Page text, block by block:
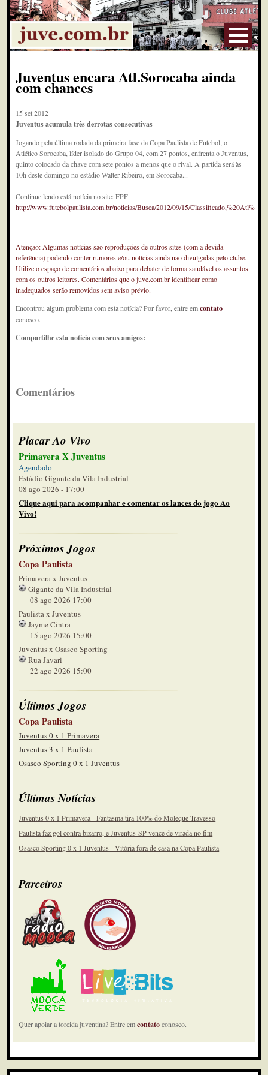
Juventus encara Atl.Sorocaba ainda
com chances
15 set 2012
Juventus acumula três derrotas consecutivas
Jogando pela última rodada da primeira fase da Copa Paulista de Futebol, o
Atlético Sorocaba, líder isolado do Grupo 04, com 27 pontos, enfrenta o Juventus,
quinto colocado da chave com sete pontos a menos que o rival. A partida será às
10h deste domingo no estádio Walter Ribeiro, em Sorocaba...
Continue lendo está notícia no site: FPF
http://www.futebolpaulista.com.br/noticias/Busca/2012/09/15/
Atenção: Algumas notícias são reproduções de outros sites (com a devida
referência) podendo conter rumores e/ou notícias ainda não divulgadas pelo clube.
Utilize o espaço de comentários abaixo para debater de forma saudável os assuntos
com os outros leitores. Comentários que o juve.com.br identificar como
inadequados serão removidos sem aviso prévio.
Encontrou algum problema com esta notícia? Por favor, entre emcontato
conosco.
Compartilhe esta notícia com seus amigos:
Comentários
Placar Ao Vivo
Primavera X Juventus
Agendado
Estádio Gigante da Vila Industrial
08 ago 2026 - 17:00
Clique aqui para acompanhar e comentar os lances do jogo Ao
Vivo!
Próximos Jogos
Copa Paulista
Primavera x Juventus
Gigante da Vila Industrial
08 ago 2026 17:00
Paulista x Juventus
Jayme Cintra
15 ago 2026 15:00
Juventus x Osasco Sporting
Rua Javari
22 ago 2026 15:00
Últimos Jogos
Copa Paulista
Juventus 0 x 1 Primavera
Juventus 3 x 1 Paulista
Osasco Sporting 0 x 1 Juventus
Últimas Notícias
Juventus 0 x 1 Primavera - Fantasma tira 100% do Moleque Travesso
Paulista faz gol contra bizarro, e Juventus-SP vence de virada no fim
Osasco Sporting 0 x 1 Juventus - Vitória fora de casa na Copa Paulista
Parceiros
Quer apoiar a torcida juventina? Entre emcontatoconosco.